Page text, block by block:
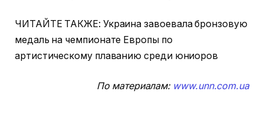
ЧИТАЙТЕ ТАКЖЕ: Украина завоевала бронзовую
медаль на чемпионате Европы по
артистическому плаванию среди юниоров
По материалам: www.unn.com.ua